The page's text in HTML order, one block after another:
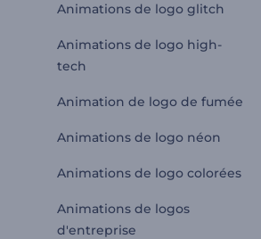
Animations de logo glitch
Animations de logo high-
tech
Animation de logo de fumée
Animations de logo néon
Animations de logo colorées
Animations de logos
d'entreprise